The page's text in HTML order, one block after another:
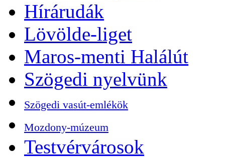
Hírárudák
Lövölde-liget
Maros-menti Halálút
Szögedi nyelvünk
Szögedi vasút-emlékök
Mozdony-múzeum
Testvérvárosok